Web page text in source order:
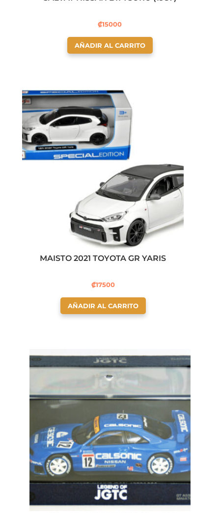
₡15000
AÑADIR AL CARRITO
MAISTO 2021 TOYOTA GR YARIS
₡17500
AÑADIR AL CARRITO